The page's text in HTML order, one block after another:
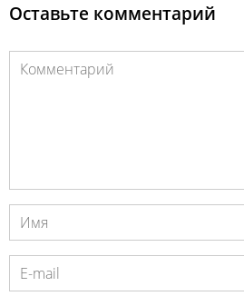
Оставьте комментарий